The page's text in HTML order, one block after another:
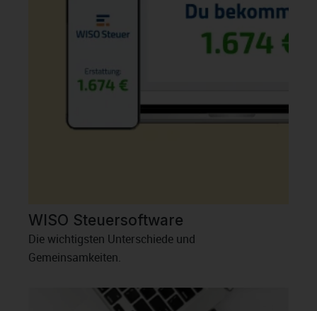
WISO Steuersoftware
Die wichtigsten Unterschiede und
Gemeinsamkeiten.